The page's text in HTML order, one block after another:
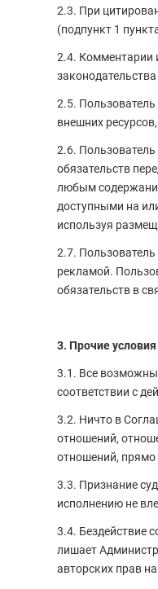
2.3. При
(подпункт 1
2.4. Комментарии
2.5.
внешних
2.6. Пользователь
обязательств
любым
доступными на
используя
2.7.
рекламой.
обязательств в
3. Прочие условия
3.1. Все
соответствии с
3.2. Ничто в
отношений,
отношений,
3.3. Признание
исполнению не
3.4. Бездействие
лишает
авторских прав